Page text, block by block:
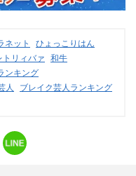
ネット
ひょっこりはん
リィバァ 和牛
ンキング
人
ブレイク芸人ランキング